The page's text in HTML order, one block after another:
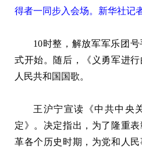
得者一同步入会场。新华社记
10时整，解放军军乐团
式开始。随后，《义勇军进
人民共和国国歌。
王沪宁宣读《中共中央
定》。决定指出，为了隆重
革各个历史时期，为党和人